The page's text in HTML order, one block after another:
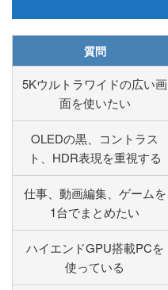
質問
5Kウルトラワイドの広い画
面を使いたい
OLEDの黒、コントラス
ト、HDR表現を重視する
仕事、動画編集、ゲームを
1台でまとめたい
ハイエンドGPU搭載PCを
使っている